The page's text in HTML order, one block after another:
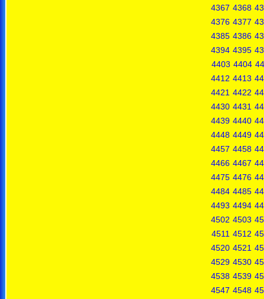
4367 4368
4376 4377
4385 4386
4394 4395
4403 4404
4412 4413
4421 4422
4430 4431
4439 4440
4448 4449
4457 4458
4466 4467
4475 4476
4484 4485
4493 4494
4502 4503
4511 4512
4520 4521
4529 4530
4538 4539
4547 4548